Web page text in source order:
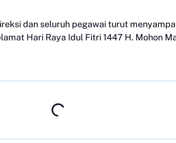
dan seluruh pegawai turut
Hari Raya Idul Fitri 1447 H. Mohon